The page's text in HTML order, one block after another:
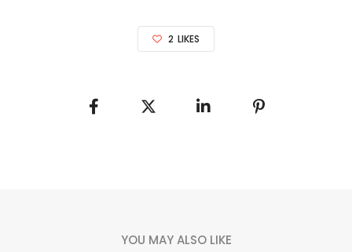
2 LIKES
YOU MAY ALSO LIKE